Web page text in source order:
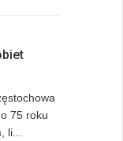
75 roku
li...